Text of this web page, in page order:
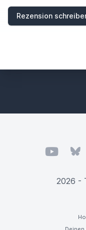
Rezension
YouTube
2026 -